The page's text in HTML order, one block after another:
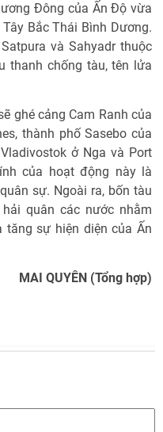
Đông của Ấn Độ vừa
Bắc Thái Bình Dương.
và Sahyadr thuộc
thanh chống tàu, tên lửa
ghé cảng Cam Ranh của
thành phố Sasebo của
ở Nga và Port
của hoạt động này là
sự. Ngoài ra, bốn tàu
quân các nước nhằm
sự hiện diện của Ấn
MAI QUYÊN (Tổng hợp)